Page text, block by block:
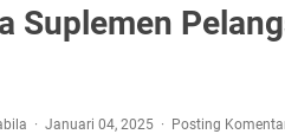
Suplemen
Januari 04, 2025 Posting